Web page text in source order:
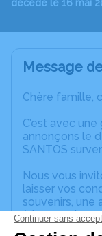
décédé le 16 mai
Message
Chère famille,
C’est avec
annonçons le
SANTOS
Nous vous
laisser vos
souvenirs, une
à travers des
est un lieu